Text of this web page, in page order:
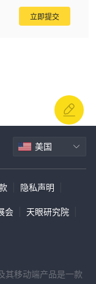
立即提交
美国
隐私声明
会 天眼研究院
其移动端产品是一款